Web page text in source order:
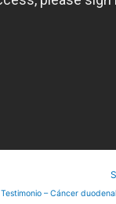
Testimonio – Cáncer